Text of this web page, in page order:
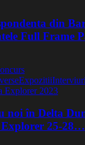
din
Full Frame
ExpozitiiInterviuri
noi în Delta
Explorer 25-28…